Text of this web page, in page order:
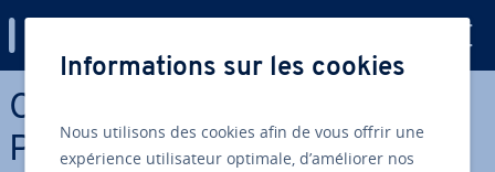
Aller au contenu principal
Co­deIg­ni­ter, le framework
PHP léger
Informations sur les cookies
Nous utilisons des cookies afin de vous offrir une
expérience utilisateur optimale, d’améliorer nos